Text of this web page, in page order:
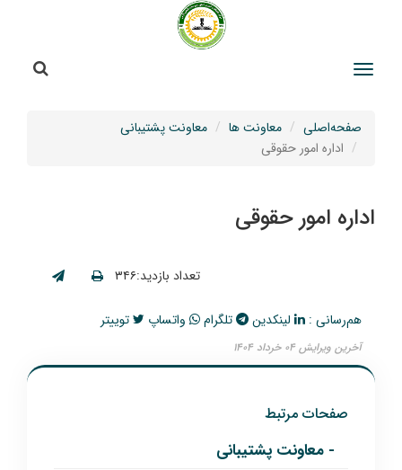
صفحه‌اصلی معاونت ها
معاونت پشتیبانی
اداره امور حقوقی
اداره امور حقوقی
تعداد بازدید:۳۴۶
هم‌رسانی : لینکدین تلگرام واتساپ توییتر
آخرین ویرایش ۰۴ خرداد ۱۴۰۴
صفحات مرتبط
- معاونت پشتیبانی